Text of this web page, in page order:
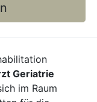
Geriatrie
im Raum